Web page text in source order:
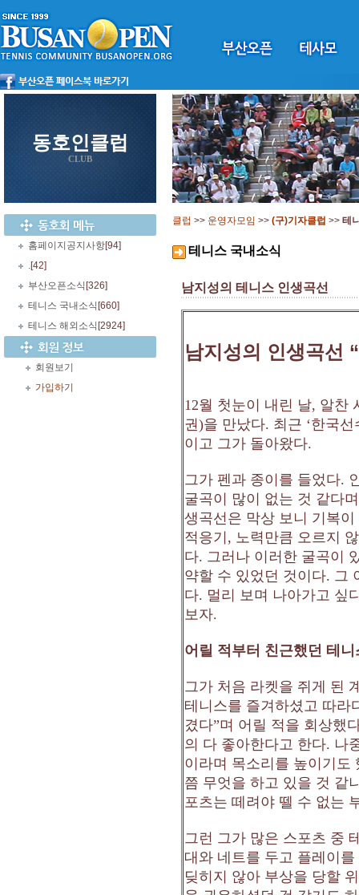
동호인클럽
CLUB
홈페이지공지사항[94]
.[42]
부산오픈소식 [326]
테니스 국내소식 [660]
테니스 해외소식 [2924]
회원보기
가입하기
클럽 >> 운영자모임 >> (구)기자클럽 >> 테
테니스 국내소식
남지성의 테니스 인생곡선
남지성의 인생곡선
12월 첫눈이 내린 날, 알찬
권)을 만났다. 최근 ‘한국
이고 그가 돌아왔다.
그가 펜과 종이를 들었다.
굴곡이 많이 없는 것 같다
생곡선은 막상 보니 기복이
적응기 , 노력만큼 오르지
다. 그러나 이러한 굴곡이
약할 수 있었던 것이다. 그
다. 멀리 보며 나아가고 싶
보자.
어릴 적부터 친근했던 테니
그가 처음 라켓을 쥐게 된
테니스를 즐겨하셨고 따라
겼다”며 어릴 적을 회상했
의 다 좋아한다고 한다. 나
이라며 목소리를 높이기도
쯤 무엇을 하고 있을 것 같
포츠는 떼려야 뗄 수 없는
그런 그가 많은 스포츠 중
대와 네트를 두고 플레이
딪히지 않아 부상을 당할